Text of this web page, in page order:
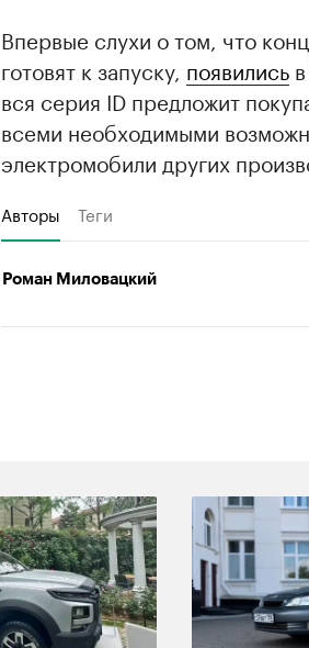
Впервые слухи о том, что
готовят к запуску, появились
вся серия ID предложит
всеми необходимыми
электромобили других
Авторы Теги
Роман Миловацкий